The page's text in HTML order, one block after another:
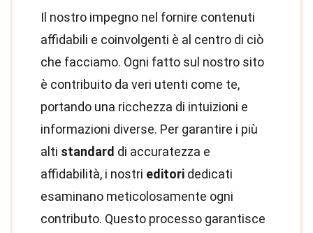
Il nostro impegno nel fornire contenuti
affidabili e coinvolgenti è al centro di ciò
che facciamo. Ogni fatto sul nostro sito
è contribuito da veri utenti come te,
portando una ricchezza di intuizioni e
informazioni diverse. Per garantire i più
alti standard di accuratezza e
affidabilità, i nostri editori dedicati
esaminano meticolosamente ogni
contributo. Questo processo garantisce